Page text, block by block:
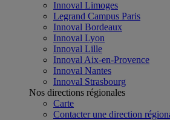
Innoval Limoges
Legrand Campus Paris
Innoval Bordeaux
Innoval Lyon
Innoval Lille
Innoval Aix-en-Provence
Innoval Nantes
Innoval Strasbourg
Nos directions régionales
Carte
Contacter une direction